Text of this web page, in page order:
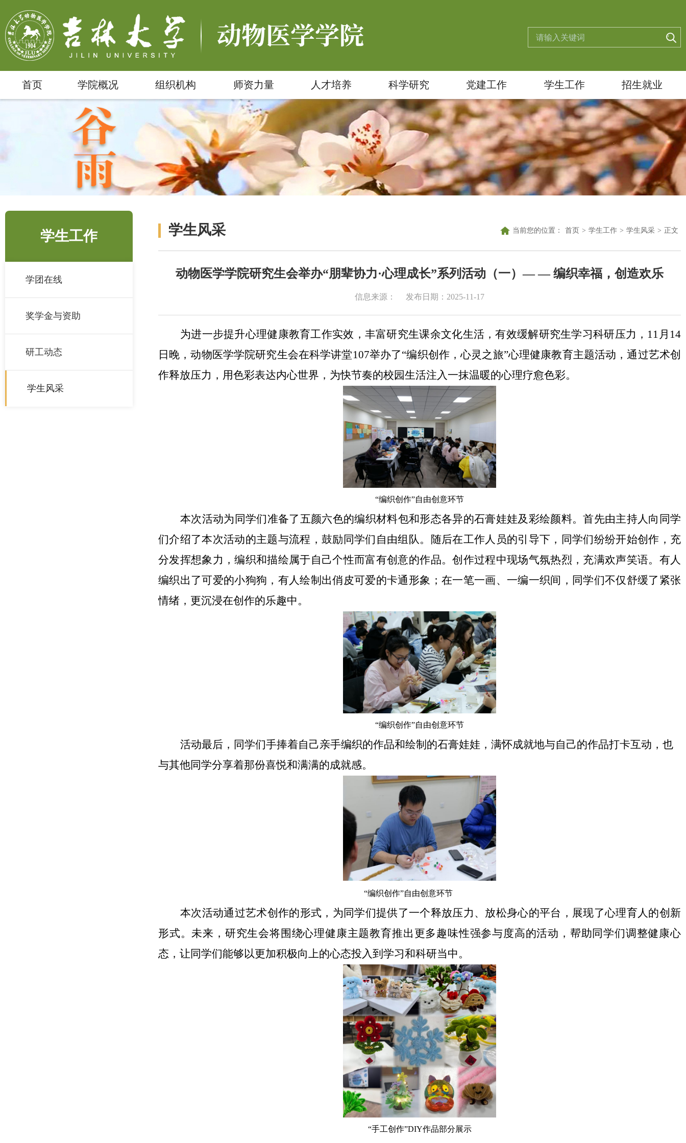
首页 学院概况 组织机构 师资力量 人才培养 科学研究 党建工作 学生工作 招生就业
学生工作
学团在线
奖学金与资助
研工动态
学生风采
学生风采 当前您的位置： 首页 > 学生工作 > 学生风采 > 正文
动物医学学院研究生会举办“朋辈协力·心理成长”系列活动（一）— — 编织幸福，创造欢乐
信息来源： 发布日期：2025-11-17
为进一步提升心理健康教育工作实效，丰富研究生课余文化生活，有效缓解研究生学习科研压力， 11月14
日晚，动物医学学院研究生会在科学讲堂107举办了“编织创作，心灵之旅”心理健康教育主题活动，通过艺术创
作释放压力，用色彩表达内心世界，为快节奏的校园生活注入一抹温暖的心理疗愈色彩。
“编织创作”自由创意环节
本次活动为同学们准备了五颜六色的编织材料包和形态各异的石膏娃娃及彩绘颜料。首先由主持人向同学
们介绍了本次活动的主题与流程，鼓励同学们自由组队。随后在工作人员的引导下，同学们纷纷开始创作，充
分发挥想象力，编织和描绘属于自己个性而富有创意的作品。创作过程中现场气氛热烈，充满欢声笑语。有人
编织出了可爱的小狗狗，有人绘制出俏皮可爱的卡通形象；在一笔一画、一编一织间，同学们不仅舒缓了紧张
情绪，更沉浸在创作的乐趣中。
“编织创作”自由创意环节
活动最后，同学们手捧着自己亲手编织的作品和绘制的石膏娃娃，满怀成就地与自己的作品打卡互动，也
与其他同学分享着那份喜悦和满满的成就感。
“编织创作”自由创意环节
本次活动通过艺术创作的形式，为同学们提供了一个释放压力、放松身心的平台，展现了心理育人的创新
形式。未来，研究生会将围绕心理健康主题教育推出更多趣味性强参与度高的活动，帮助同学们调整健康心
态，让同学们能够以更加积极向上的心态投入到学习和科研当中。
“手工创作”DIY作品部分展示